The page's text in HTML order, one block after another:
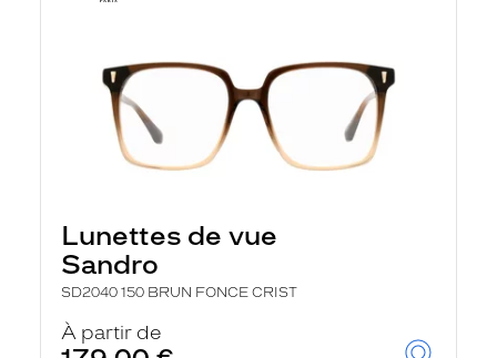
Lunettes de vue
Sandro
SD2040 150 BRUN FONCE CRIST
À partir de